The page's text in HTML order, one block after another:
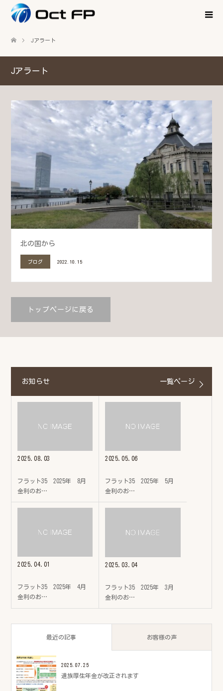
Jアラート
Jアラート
北の国から
ブログ 2022.10.15
トップページに戻る
お知らせ 一覧ページ
2025.08.03
フラット35 2025年 8月
金利のお…
2025.05.06
フラット35 2025年 5月
金利のお…
2025.04.01
フラット35 2025年 4月
金利のお…
2025.03.04
フラット35 2025年 3月
金利のお…
最近の記事 お客様の声
2025.07.25
遺族厚生年金が改正されます